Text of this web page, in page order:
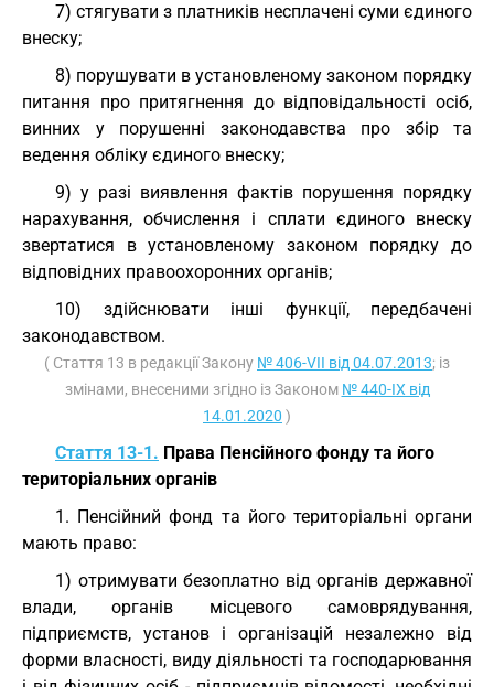
7) стягувати з платників несплачені суми єдиного
внеску;
8) порушувати в установленому законом порядку
питання про притягнення до відповідальності осіб,
винних у порушенні законодавства про збір та
ведення обліку єдиного внеску;
9) у разі виявлення фактів порушення порядку
нарахування, обчислення і сплати єдиного внеску
звертатися в установленому законом порядку до
відповідних правоохоронних органів;
10) здійснювати інші функції, передбачені
законодавством.
( Стаття 13 в редакції Закону № 406-VII від 04.07.2013; із
змінами, внесеними згідно із Законом № 440-IX від
14.01.2020 )
Стаття 13-1. Права Пенсійного фонду та його
територіальних органів
1. Пенсійний фонд та його територіальні органи
мають право:
1) отримувати безоплатно від органів державної
влади, органів місцевого самоврядування,
підприємств, установ і організацій незалежно від
форми власності, виду діяльності та господарювання